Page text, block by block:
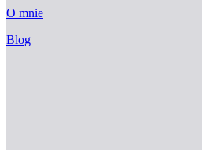
O mnie
Blog